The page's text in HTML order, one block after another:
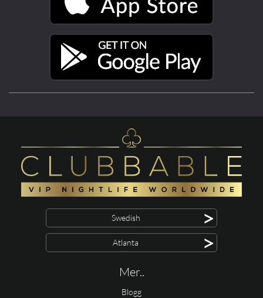
Swedish >
Atlanta >
Mer..
Blogg